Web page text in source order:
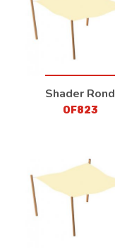
Shader Rond
OF823